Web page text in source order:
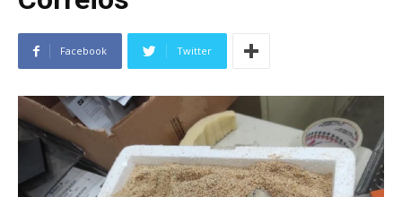
Facebook Twitter